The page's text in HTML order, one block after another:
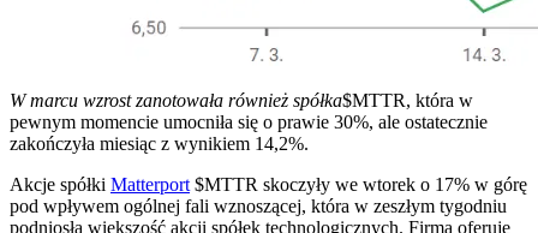
W marcu wzrost zanotowała również spółka$MTTR, która w
pewnym momencie umocniła się o prawie 30%, ale ostatecznie
zakończyła miesiąc z wynikiem 14,2%.
Akcje spółki Matterport $MTTR skoczyły we wtorek o 17% w górę
pod wpływem ogólnej fali wznoszącej, która w zeszłym tygodniu
podniosła większość akcji spółek technologicznych. Firma oferuje